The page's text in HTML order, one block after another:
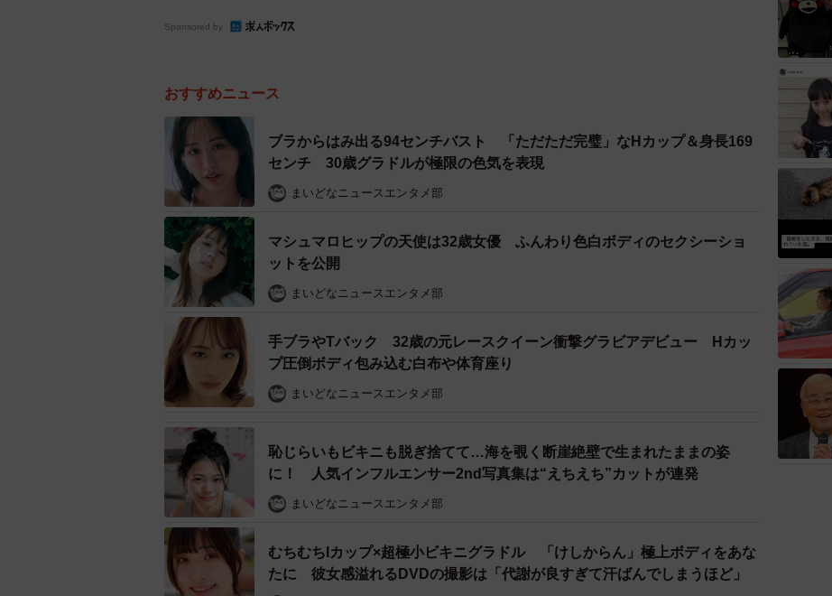
Sponsored by
おすすめニュース
ブラからはみ出る94センチバスト 「ただただ完璧」なHカップ＆身長169
センチ 30歳グラドルが極限の色気を表現
まいどなニュースエンタメ部
マシュマロヒップの天使は32歳女優 ふんわり色白ボディのセクシーショ
ットを公開
まいどなニュースエンタメ部
手ブラやTバック 32歳の元レースクイーン衝撃グラビアデビュー Hカッ
プ圧倒ボディ包み込む白布や体育座り
まいどなニュースエンタメ部
恥じらいもビキニも脱ぎ捨てて…海を覗く断崖絶壁で生まれたままの姿
に！ 人気インフルエンサー2nd写真集は“えちえち”カットが連発
まいどなニュースエンタメ部
むちむちIカップ×超極小ビキニグラドル 「けしからん」極上ボディをあな
たに 彼女感溢れるDVDの撮影は「代謝が良すぎて汗ばんでしまうほど」